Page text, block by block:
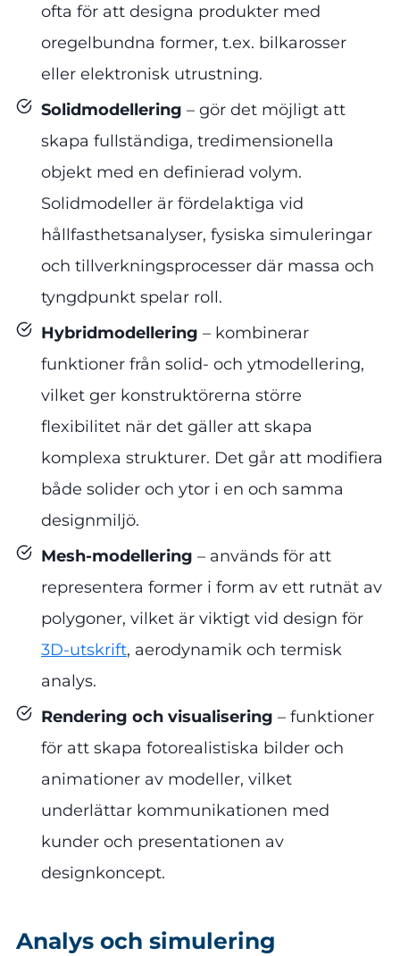
ofta för att designa produkter med
oregelbundna former, t.ex. bilkarosser
eller elektronisk utrustning.
Solidmodellering – gör det möjligt att
skapa fullständiga, tredimensionella
objekt med en definierad volym.
Solidmodeller är fördelaktiga vid
hållfasthetsanalyser, fysiska simuleringar
och tillverkningsprocesser där massa och
tyngdpunkt spelar roll.
Hybridmodellering – kombinerar
funktioner från solid- och ytmodellering,
vilket ger konstruktörerna större
flexibilitet när det gäller att skapa
komplexa strukturer. Det går att modifiera
både solider och ytor i en och samma
designmiljö.
Mesh-modellering – används för att
representera former i form av ett rutnät av
polygoner, vilket är viktigt vid design för
3D-utskrift, aerodynamik och termisk
analys.
Rendering och visualisering – funktioner
för att skapa fotorealistiska bilder och
animationer av modeller, vilket
underlättar kommunikationen med
kunder och presentationen av
designkoncept.
Analys och simulering